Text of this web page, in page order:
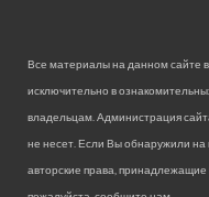
Все материалы на данном сайте
исключительно в
владельцам. Администрация
не несет. Если Вы обнаружили
авторские права,